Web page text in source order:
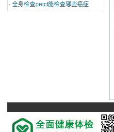
· 全身检查petct能检查哪些癌症